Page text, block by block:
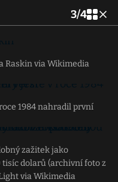
3/4
Raskin via Wikimedia
1984 nahradil první
zažitek jako
tisíc dolarů (archivní foto z
via Wikimedia